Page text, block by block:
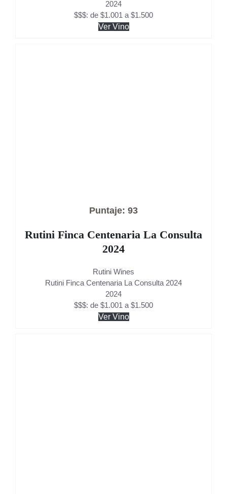
2024
$$$: de $1.001 a $1.500
Ver Vino
Puntaje: 93
Rutini Finca Centenaria La Consulta
2024
Rutini Wines
Rutini Finca Centenaria La Consulta 2024
2024
$$$: de $1.001 a $1.500
Ver Vino